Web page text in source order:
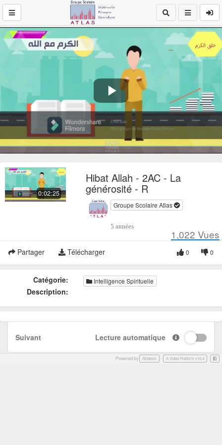
Play
Video
0:02:25
Hibat Allah - 2AC - La
générosité - R
Groupe Scolaire Atlas
5 années
1,022 Vues
Partager Télécharger 0
0
Catégorie: Intelligence Spirituelle
Description:
Suivant Lecture automatique
Powered by AVideo® - A Video Platform v10.4